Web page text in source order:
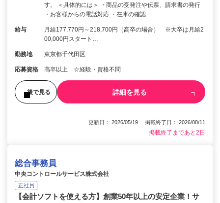
す。 ＜具体的には＞ ・商品の受発注や伝票、請求書の発行
・お客様からの電話対応 ・在庫の確認 …
給与
月給177,770円～218,700円（高卒の場合） ※大卒は月給2
00,000円スタート…
勤務地 東京都千代田区
応募資格 高卒以上 ☆経験・資格不問
後で見る 詳細を見る
更新日： 2026/05/19 掲載終了日： 2026/08/11
掲載終了まであと2日
総合事務員
中央コントロールサービス株式会社
正社員
【会計ソフトを使える方】創業50年以上の安定企業！サ